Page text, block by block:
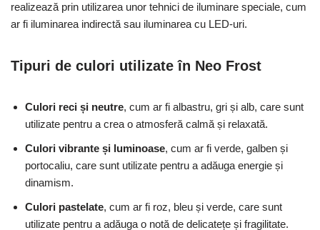
realizează prin utilizarea unor tehnici de iluminare speciale, cum
ar fi iluminarea indirectă sau iluminarea cu LED-uri.
Tipuri de culori utilizate în Neo Frost
Culori reci și neutre, cum ar fi albastru, gri și alb, care sunt
utilizate pentru a crea o atmosferă calmă și relaxată.
Culori vibrante și luminoase, cum ar fi verde, galben și
portocaliu, care sunt utilizate pentru a adăuga energie și
dinamism.
Culori pastelate, cum ar fi roz, bleu și verde, care sunt
utilizate pentru a adăuga o notă de delicatețe și fragilitate.